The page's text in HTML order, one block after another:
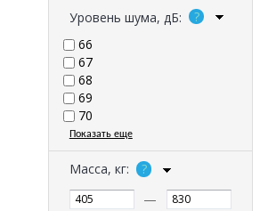
Уровень шума, дБ:
66
67
68
69
70
Показать еще
Масса, кг:
—